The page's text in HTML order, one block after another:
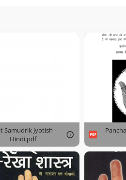
Samudrik Jyotish -
Hindi.pdf